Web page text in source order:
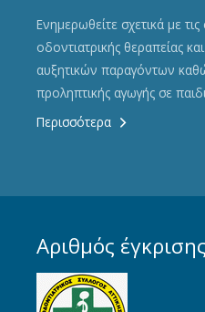
Ενημερωθείτε σχετικά με
οδοντιατρικής θεραπείας
αυξητικών παραγόντων
προληπτικής αγωγής σε
Περισσότερα
Αριθμός έγκρισης